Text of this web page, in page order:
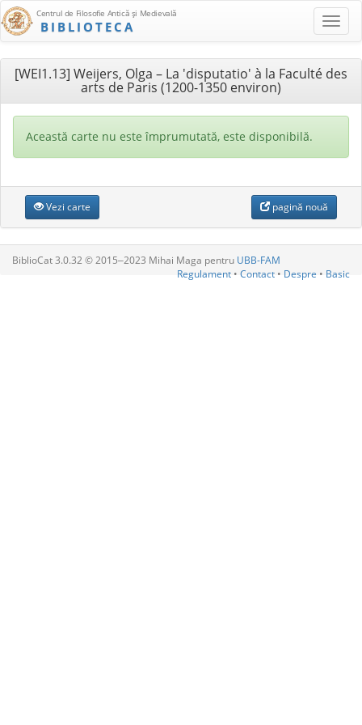
Centrul de Filosofie Antică şi Medievală
BIBLIOTECA
[WEI1.13] Weijers, Olga – La 'disputatio' à la Faculté des
arts de Paris (1200-1350 environ)
Această carte nu este împrumutată, este disponibilă.
Vezi carte pagină nouă
BiblioCat 3.0.32 © 2015‒2023 Mihai Maga pentru UBB-FAM
Regulament • Contact • Despre • Basic